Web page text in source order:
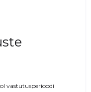
vastutusperioodi